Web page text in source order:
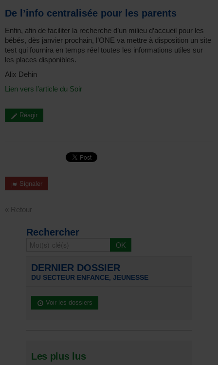
De l’info centralisée pour les parents
Enfin, afin de faciliter la recherche d’un milieu d’accueil pour les
bébés, dès janvier prochain, l’ONE va mettre à disposition un site
test qui fournira en temps réel toutes les informations utiles sur
les places disponibles.
Alix Dehin
Lien vers l’article du Soir
Réagir
Signaler
« Retour
Rechercher
DERNIER DOSSIER
DU SECTEUR ENFANCE, JEUNESSE
Voir les dossiers
Les plus lus